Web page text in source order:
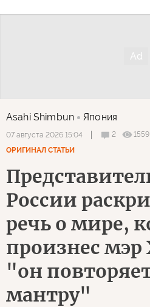
Asahi Shimbun Япония
07 августа 2026 15:04 2
1559
ОРИГИНАЛ СТАТЬИ
России
речь о мире,
произнес
"он
мантру"